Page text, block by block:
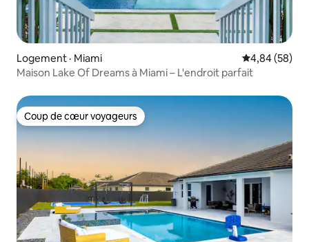
Logement · Miami Note
4,84 (58)
Maison Lake Of Dreams à Miami – L'endroit parfait
Coup de cœur voyageurs
Coup de cœur voyageurs